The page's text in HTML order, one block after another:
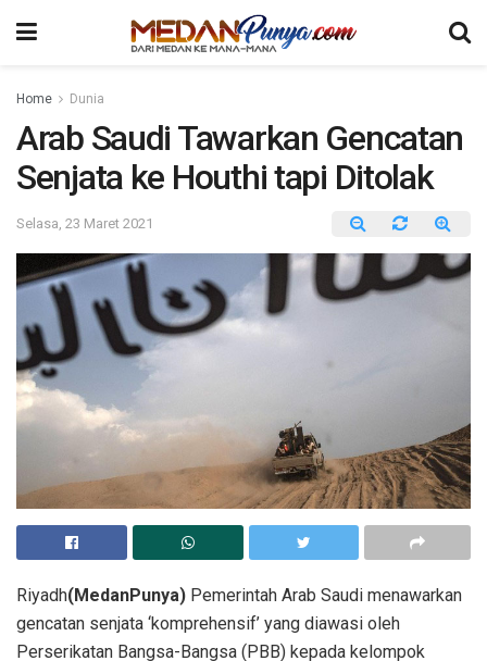
Home Dunia
Arab Saudi Tawarkan Gencatan
Senjata ke Houthi tapi Ditolak
Selasa, 23 Maret 2021
Riyadh(MedanPunya) Pemerintah Arab Saudi menawarkan
gencatan senjata ‘komprehensif’ yang diawasi oleh
Perserikatan Bangsa-Bangsa (PBB) kepada kelompok